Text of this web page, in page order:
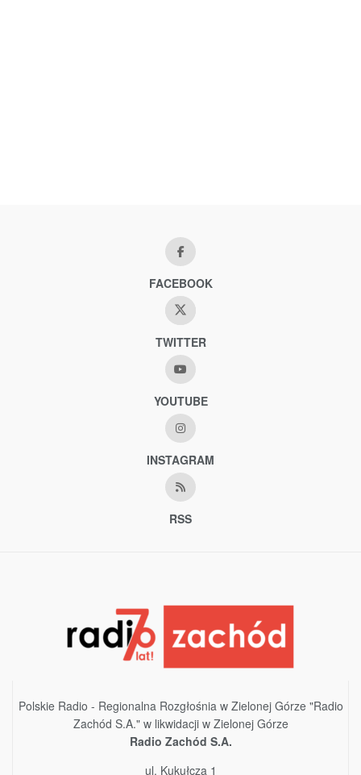
FACEBOOK
TWITTER
YOUTUBE
INSTAGRAM
RSS
Polskie Radio - Regionalna Rozgłośnia w Zielonej Górze "Radio
Zachód S.A." w likwidacji w Zielonej Górze
Radio Zachód S.A.
ul. Kukułcza 1